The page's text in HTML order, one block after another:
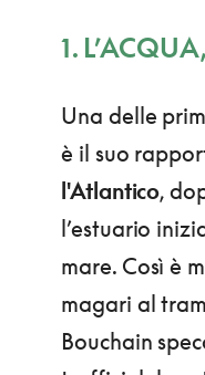
1.
Una delle
è il suo
l'Atlantico,
l’estuario
mare. Così è
magari al
Bouchain